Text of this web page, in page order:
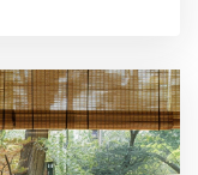
ale účinné
se na naše